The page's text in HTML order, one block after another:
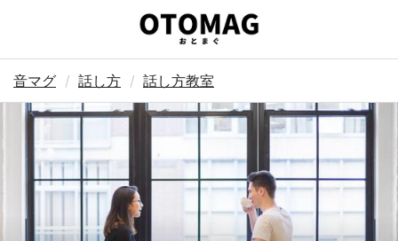
音マグ 話し方 話し方教室